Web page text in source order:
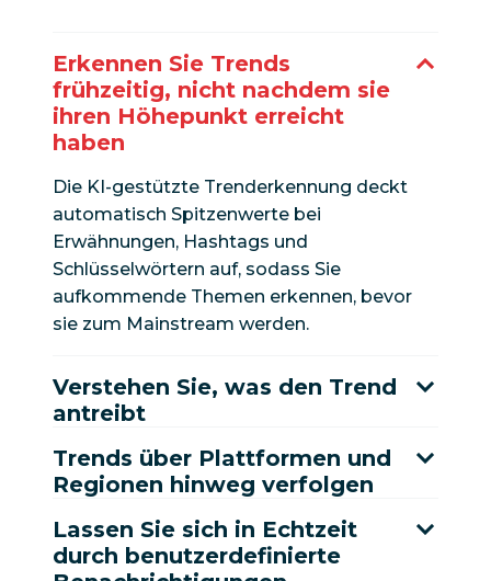
Erkennen Sie Trends
frühzeitig, nicht nachdem sie
ihren Höhepunkt erreicht
haben
Die KI-gestützte Trenderkennung deckt
automatisch Spitzenwerte bei
Erwähnungen, Hashtags und
Schlüsselwörtern auf, sodass Sie
aufkommende Themen erkennen, bevor
sie zum Mainstream werden.
Verstehen Sie, was den Trend
antreibt
Trends über Plattformen und
Regionen hinweg verfolgen
Lassen Sie sich in Echtzeit
durch benutzerdefinierte